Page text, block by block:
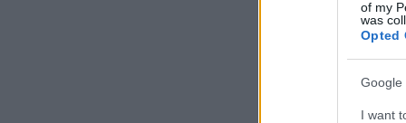
of my
was
Opted
Google
I want